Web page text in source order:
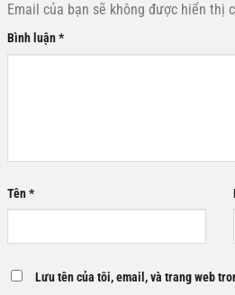
Email của bạn sẽ không được hiển thị
Bình luận*
Tên*
Lưu tên của tôi, email, và trang web